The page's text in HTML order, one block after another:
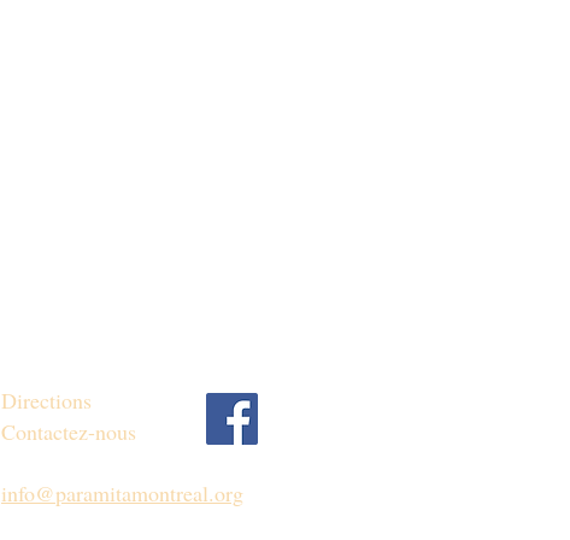
Directions
Contactez-nous
info@paramitamontreal.org